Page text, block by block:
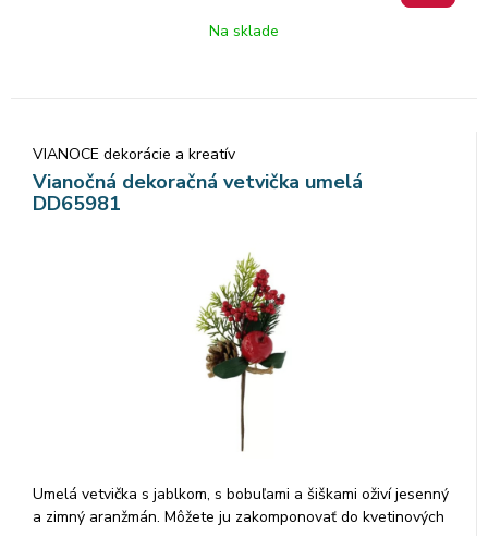
Na sklade
VIANOCE dekorácie a kreatív
Vianočná dekoračná vetvička umelá
DD65981
Umelá vetvička s jablkom, s bobuľami a šiškami oživí jesenný
a zimný aranžmán. Môžete ju zakomponovať do kvetinových